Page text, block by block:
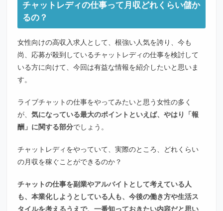
チャットレディの仕事って月収どれくらい儲か
るの？
女性向けの高収入求人として、根強い人気を誇り、今も
尚、応募が殺到しているチャットレディの仕事を検討して
いる方に向けて、今回は有益な情報を紹介したいと思いま
す。
ライブチャットの仕事をやってみたいと思う女性の多く
が、気になっている最大のポイントといえば、やはり「報
酬」に関する部分でしょう。
チャットレディをやっていて、実際のところ、どれくらい
の月収を稼ぐことができるのか？
チャットの仕事を副業やアルバイトとして考えている人
も、本業化しようとしている人も、今後の働き方や生活ス
タイルを考えるうえで、一番知っておきたい内容だと思い